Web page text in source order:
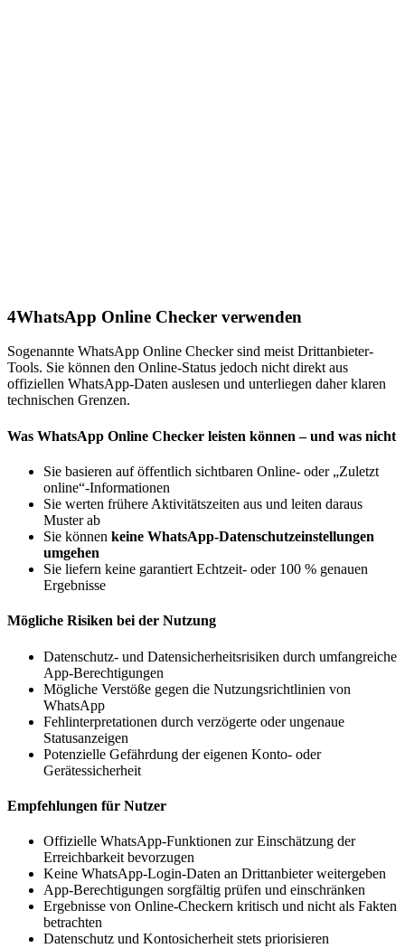
4WhatsApp Online Checker verwenden
Sogenannte WhatsApp Online Checker sind meist Drittanbieter-
Tools. Sie können den Online-Status jedoch nicht direkt aus
offiziellen WhatsApp-Daten auslesen und unterliegen daher klaren
technischen Grenzen.
Was WhatsApp Online Checker leisten können – und was nicht
Sie basieren auf öffentlich sichtbaren Online- oder „Zuletzt
online“-Informationen
Sie werten frühere Aktivitätszeiten aus und leiten daraus
Muster ab
Sie können keine WhatsApp-Datenschutzeinstellungen
umgehen
Sie liefern keine garantiert Echtzeit- oder 100 % genauen
Ergebnisse
Mögliche Risiken bei der Nutzung
Datenschutz- und Datensicherheitsrisiken durch umfangreiche
App-Berechtigungen
Mögliche Verstöße gegen die Nutzungsrichtlinien von
WhatsApp
Fehlinterpretationen durch verzögerte oder ungenaue
Statusanzeigen
Potenzielle Gefährdung der eigenen Konto- oder
Gerätessicherheit
Empfehlungen für Nutzer
Offizielle WhatsApp-Funktionen zur Einschätzung der
Erreichbarkeit bevorzugen
Keine WhatsApp-Login-Daten an Drittanbieter weitergeben
App-Berechtigungen sorgfältig prüfen und einschränken
Ergebnisse von Online-Checkern kritisch und nicht als Fakten
betrachten
Datenschutz und Kontosicherheit stets priorisieren